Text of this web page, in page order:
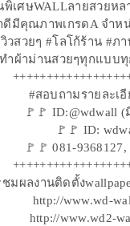
เศษWALLลายสวยห
ดีมีคุณภาพเกรดA จำห
วสวยๆ #โลโก้ร้าน #
ทำผ้าม่านสวยๆทุกแบ
#สอบถามรายละเ
🚩🚩 ID:@wdwall
🚩🚩 ID:
🚩🚩 081-
ชมผลงานติดตั้ง
http://www.wd-
http://www.wd2-